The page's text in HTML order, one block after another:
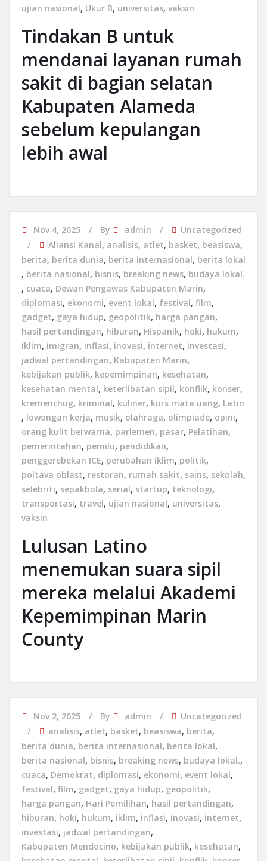
ujian nasional, Ukur B, universitas, vaksin
Tindakan B untuk
mendanai layanan rumah
sakit di bagian selatan
Kabupaten Alameda
sebelum kepulangan
lebih awal
Nov 4, 2025 By admin
Uncategorized
Aliansi Kanal, analisis, atlet, basket, beasiswa,
berita, berita dunia, berita internasional, berita lokal
, berita nasional, bisnis, breaking news, budaya lokal.
, cuaca, Dewan Pengawas Kabupaten Marin,
diplomasi, ekonomi, event lokal, festival, film,
gadget, gaya hidup, geopolitik, harga pangan,
hasil pertandingan, hiburan, Hispanik, hoki, hukum,
iklim, imigran, inflasi, inovasi, internet, investasi,
jadwal pertandingan, Kabupaten Marin,
kebijakan publik, kepemimpinan, kesehatan,
kesehatan mental, keterlibatan sipil, konflik, konser,
kremenchug, kriminal, kuliner, kurs mata uang, Latin
, lowongan kerja, musik, olahraga, olimpiade, opini,
orang kulit berwarna, parlemen, pasar, Pelatihan,
pemerintahan, pemilu, pendidikan,
penggerebekan ICE, perubahan iklim, politik,
poltava oblast, restoran, rumah sakit, sains, sekolah,
selebriti, sepakbola, serial, startup, teknologi,
transportasi, travel, ujian nasional, universitas,
vaksin
Lulusan Latino
menemukan suara sipil
mereka melalui Akademi
Kepemimpinan Marin
County
Nov 2, 2025 By admin
Uncategorized
analisis, atlet, basket, beasiswa, berita,
berita dunia, berita internasional, berita lokal,
berita nasional, bisnis, breaking news, budaya lokal.,
cuaca, Demokrat, diplomasi, ekonomi, event lokal,
festival, film, gadget, gaya hidup, geopolitik,
harga pangan, Hari Pemilihan, hasil pertandingan,
hiburan, hoki, hukum, iklim, inflasi, inovasi, internet,
investasi, jadwal pertandingan,
Kabupaten Mendocino, kebijakan publik, kesehatan,